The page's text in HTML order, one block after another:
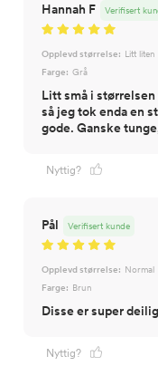
Hannah F Verifisert
Opplevd størrelse: Litt liten
Farge: Grå
Litt små i
så jeg tok enda en
gode. Ganske
Nyttig?
Pål Verifisert kunde
Opplevd størrelse: Normal
Farge: Brun
Disse er super
Nyttig?